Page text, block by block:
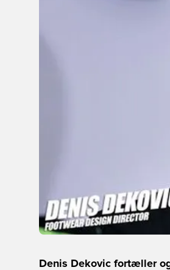
Denis Dekovic fortæller